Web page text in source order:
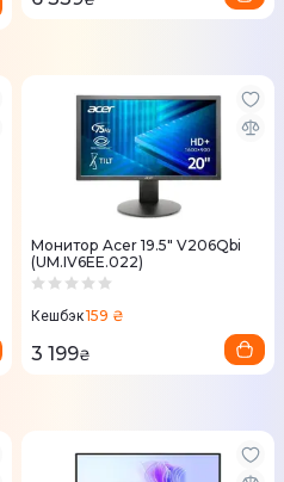
Монитор Acer 19.5" V206Qbi
(UM.IV6EE.022)
Кешбэк159 ₴
3 199₴